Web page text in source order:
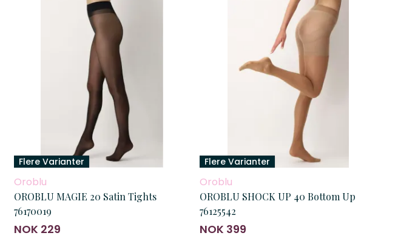
Flere Varianter
Oroblu
OROBLU MAGIE 20 Satin Tights
76170019
NOK 229
Flere Varianter
Oroblu
OROBLU SHOCK UP 40 Bottom Up
76125542
NOK 399